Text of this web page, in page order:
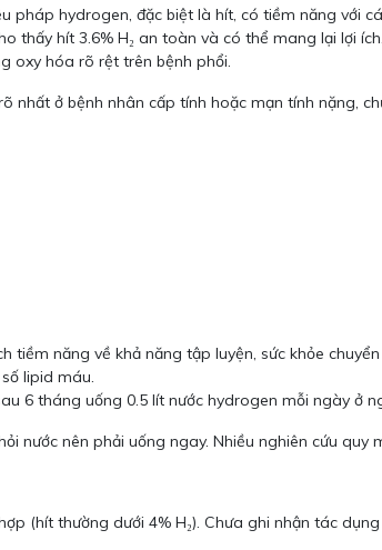
hydrogen, đặc biệt là hít, có tiềm năng với
thấy hít 3.6% H₂ an toàn và có thể mang lại lợi ích.
oxy hóa rõ rệt trên bệnh phổi.
nhất ở bệnh nhân cấp tính hoặc mạn tính nặng,
năng về khả năng tập luyện, sức khỏe
lipid máu.
6 tháng uống 0.5 lít nước hydrogen mỗi ngày ở
nước nên phải uống ngay. Nhiều nghiên cứu quy
(hít thường dưới 4% H₂). Chưa ghi nhận tác